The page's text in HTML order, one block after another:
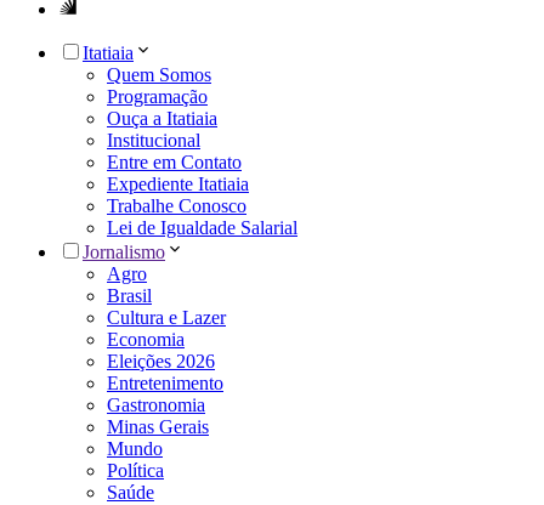
Itatiaia
Quem Somos
Programação
Ouça a Itatiaia
Institucional
Entre em Contato
Expediente Itatiaia
Trabalhe Conosco
Lei de Igualdade Salarial
Jornalismo
Agro
Brasil
Cultura e Lazer
Economia
Eleições 2026
Entretenimento
Gastronomia
Minas Gerais
Mundo
Política
Saúde